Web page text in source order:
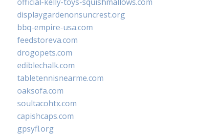
displaygardenonsuncrest.org
bbq-empire-usa.com
feedstoreva.com
drogopets.com
ediblechalk.com
tabletennisnearme.com
oaksofa.com
soultacohtx.com
capishcaps.com
gpsyfl.org